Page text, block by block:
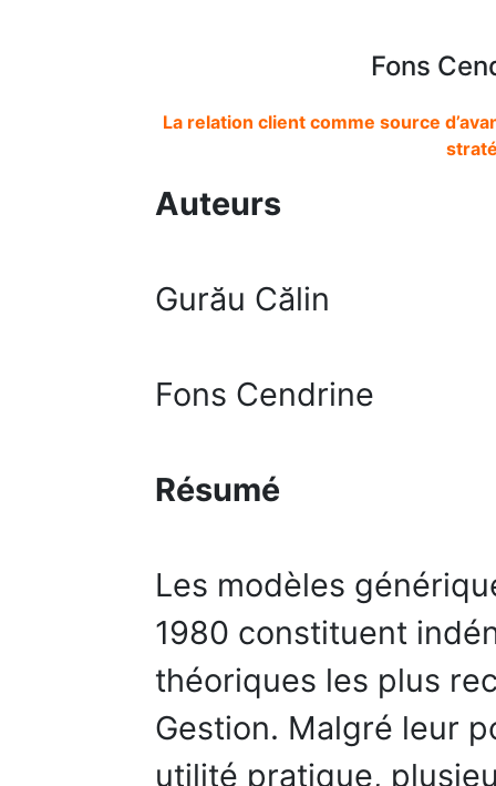
Fons
La relation client comme source
Auteurs
Gurău Călin
Fons Cendrine
Résumé
Les modèles
1980 constituent
théoriques les plus
Gestion. Malgré leur
utilité pratique,